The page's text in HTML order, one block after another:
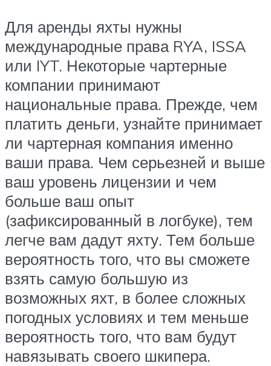
Для аренды яхты нужны
международные права RYA, ISSA
или IYT. Некоторые чартерные
компании принимают
национальные права. Прежде, чем
платить деньги, узнайте принимает
ли чартерная компания именно
ваши права. Чем серьезней и выше
ваш уровень лицензии и чем
больше ваш опыт
(зафиксированный в логбуке), тем
легче вам дадут яхту. Тем больше
вероятность того, что вы сможете
взять самую большую из
возможных яхт, в более сложных
погодных условиях и тем меньше
вероятность того, что вам будут
навязывать своего шкипера.